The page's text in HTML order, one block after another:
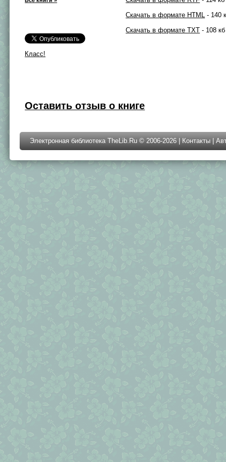
Класс!
Скачать в формате HTML - 140
Скачать в формате TXT - 108 кб
Оставить отзыв о книге
Электронная библиотека TheLib.Ru © 2006-2026 | Контакты |